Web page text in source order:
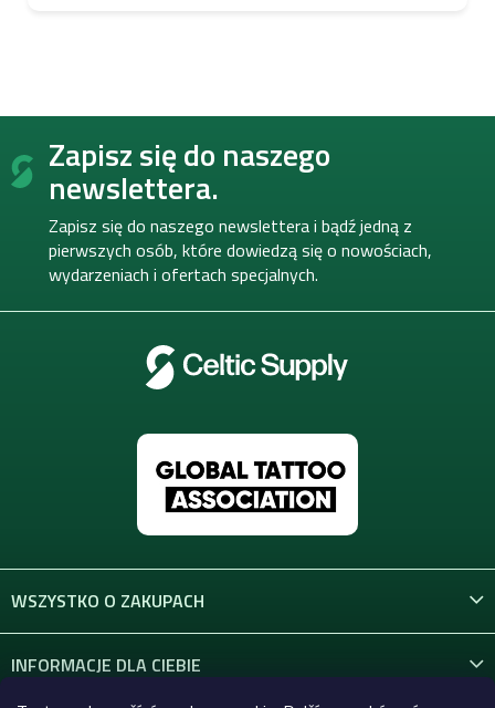
S
Zapisz się do naszego
newslettera.
Zapisz się do naszego newslettera i bądź jedną z
pierwszych osób, które dowiedzą się o nowościach,
wydarzeniach i ofertach specjalnych.
WSZYSTKO O ZAKUPACH
INFORMACJE DLA CIEBIE